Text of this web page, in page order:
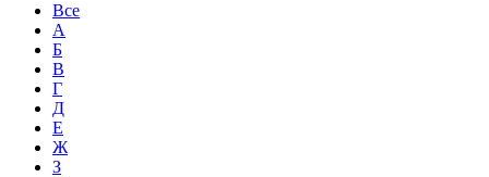
Все
А
Б
В
Г
Д
Е
Ж
З